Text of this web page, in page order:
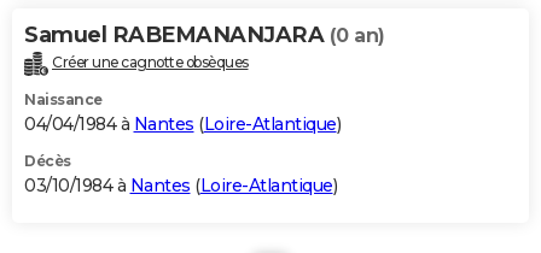
Samuel RABEMANANJARA (0 an)
Créer une cagnotte obsèques
Naissance
04/04/1984 à Nantes (Loire-Atlantique)
Décès
03/10/1984 à Nantes (Loire-Atlantique)